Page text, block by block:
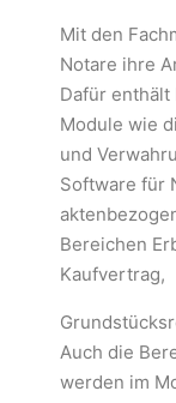
Mit den
Notare ihre
Dafür enthält
Module wie
und
Software für
Bereichen
Kaufvertrag,
Auch die
werden im